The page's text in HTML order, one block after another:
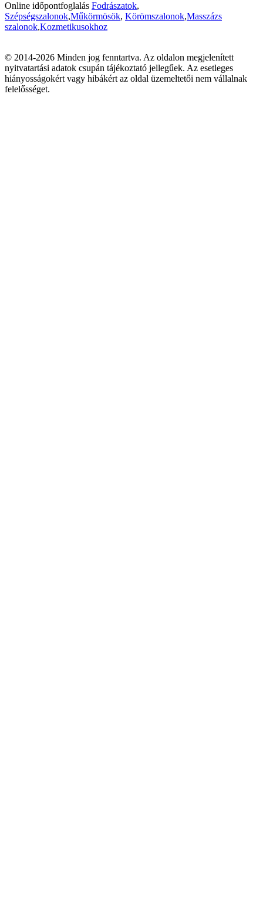
Online időpontfoglalás Fodrászatok,
Szépségszalonok,Műkörmösök, Körömszalonok,Masszázs
szalonok,Kozmetikusokhoz
© 2014-2026 Minden jog fenntartva. Az oldalon megjelenített
nyitvatartási adatok csupán tájékoztató jellegűek. Az esetleges
hiányosságokért vagy hibákért az oldal üzemeltetői nem vállalnak
felelősséget.